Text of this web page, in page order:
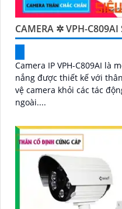
CAMERA ✲ VPH-C809AI
Camera IP VPH-C809AI là
nắng được thiết kế với
vệ camera khỏi các tác
ngoài....